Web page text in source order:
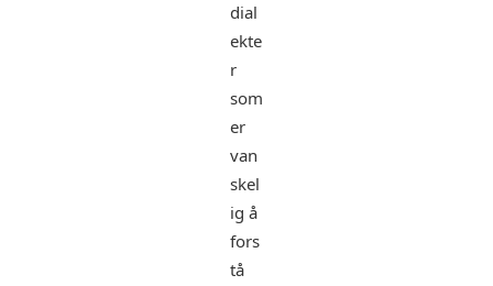
dial
ekte
r
som
er
van
skel
ig å
fors
tå